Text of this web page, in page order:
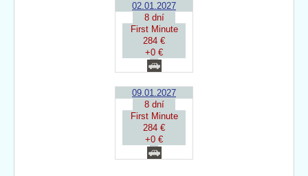
02.01.2027
8 dní
First Minute
284 €
+0 €
09.01.2027
8 dní
First Minute
284 €
+0 €